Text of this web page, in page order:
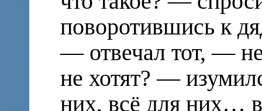
поворотившись к
— отвечал тот, —
не хотят? —
них, всё для них…